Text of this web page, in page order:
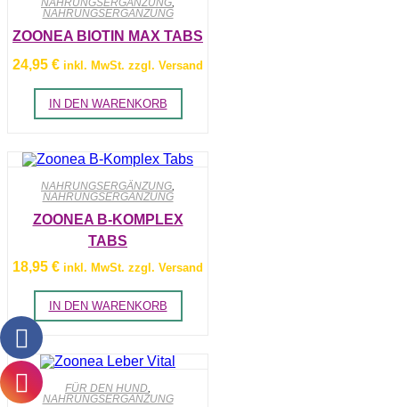
NAHRUNGSERGÄNZUNG,
NAHRUNGSERGÄNZUNG
ZOONEA BIOTIN MAX TABS
24,95 € inkl. MwSt. zzgl. Versand
IN DEN WARENKORB
NAHRUNGSERGÄNZUNG,
NAHRUNGSERGÄNZUNG
ZOONEA B-KOMPLEX
TABS
18,95 € inkl. MwSt. zzgl. Versand
IN DEN WARENKORB
FÜR DEN HUND,
NAHRUNGSERGÄNZUNG